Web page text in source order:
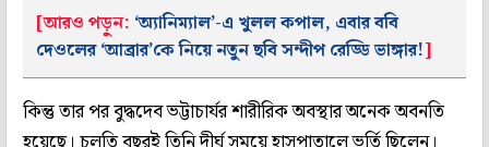
[আরও পড়ুন: ‘অ্যানিম্যাল’-এ খুলল কপাল, এবার ববি
দেওলের ‘আব্রার’কে নিয়ে নতুন ছবি সন্দীপ রেড্ডি ভাঙ্গার!]
কিন্তু তার পর বুদ্ধদেব ভট্টাচার্যর শারীরিক অবস্থার অনেক অবনতি